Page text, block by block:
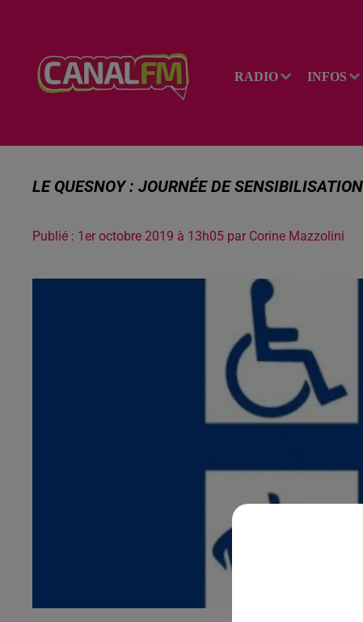
RADIO INFOS
LE QUESNOY : JOURNÉE DE
Publié : 1er octobre 2019 à 13h05 par Corine Mazzolini
la ligne des auditeurs